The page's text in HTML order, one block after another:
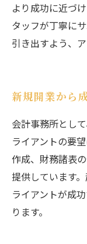
より成功に近づ
タッフが丁寧に
引き出すよう、
新規開業から
会計事務所とし
ライアントの要
作成、財務諸表
提供しています
ライアントが成
ります。